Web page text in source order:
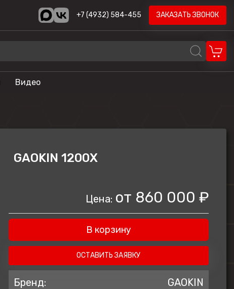
+7 (4932) 584-455 ЗАКАЗАТЬ ЗВОНОК
Volzhanka
STELS
CYCLONE
AVANTIS
BSE
Видео
GAOKIN 1200X
Цена: от 860 000 ₽
В корзину
ОСТАВИТЬ ЗАЯВКУ
Бренд:
GAOKIN